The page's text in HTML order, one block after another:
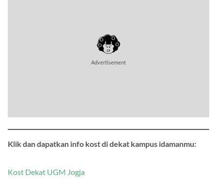
Advertisement
Klik dan dapatkan info kost di dekat kampus idamanmu:
Kost Dekat UGM Jogja